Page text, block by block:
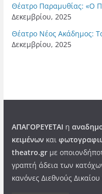
Θέατρο Παραμυθίας: «Ο
Δεκεμβρίου, 2025
Θέατρο Νέος Ακάδημος:
Δεκεμβρίου, 2025
ΑΠΑΓΟΡΕΥΕΤΑΙ η
κειμένωνκαι
theatro.grμε
γραπτή άδεια των
κανόνες Διεθνούς